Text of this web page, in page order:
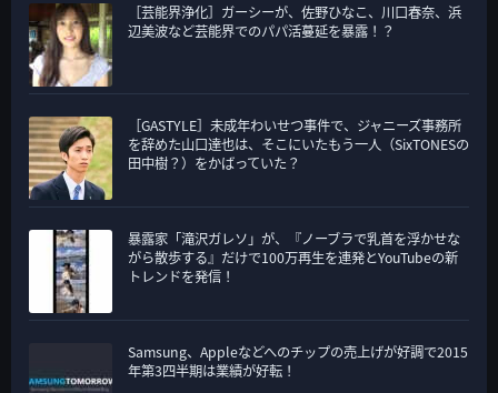
［芸能界浄化］ガーシーが、佐野ひなこ、川口春奈、浜
辺美波など芸能界でのパパ活蔓延を暴露！？
［GASTYLE］未成年わいせつ事件で、ジャニーズ事務所
を辞めた山口達也は、そこにいたもう一人（SixTONESの
田中樹？）をかばっていた？
暴露家「滝沢ガレソ」が、『ノーブラで乳首を浮かせな
がら散歩する』だけで100万再生を連発とYouTubeの新
トレンドを発信！
Samsung、Appleなどへのチップの売上げが好調で2015
年第3四半期は業績が好転！